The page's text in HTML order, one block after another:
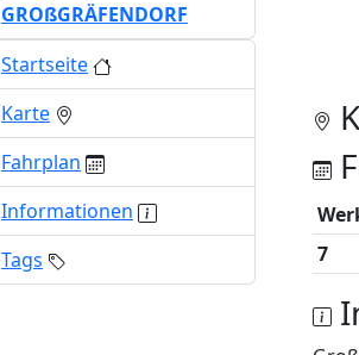
7
GROßGRÄFENDORF
Startseite
Karte
Fahrplan
Informationen
Tags